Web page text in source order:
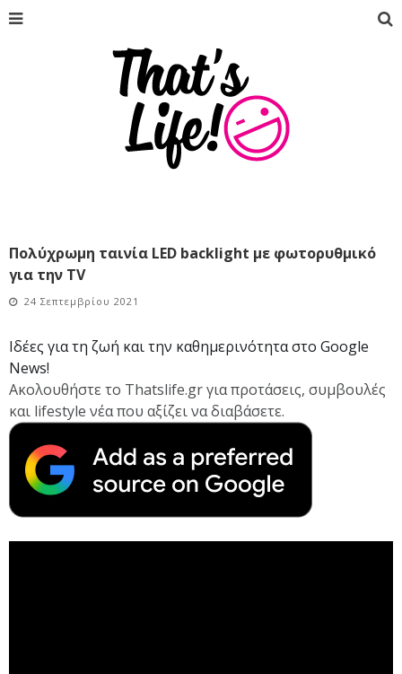
Πολύχρωμη ταινία LED backlight με φωτορυθμικό
για την TV
24 Σεπτεμβρίου 2021
Ιδέες για τη ζωή και την καθημερινότητα στο Google
News!
Ακολουθήστε το Thatslife.gr για προτάσεις, συμβουλές
και lifestyle νέα που αξίζει να διαβάσετε.